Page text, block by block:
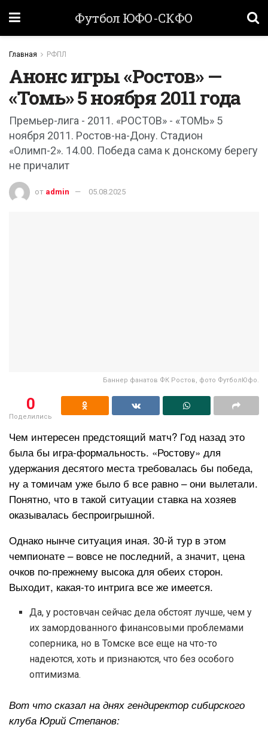
Футбол ЮФО-СКФО
Главная РФПЛ
Анонc игры «Ростов» —
«Томь» 5 ноября 2011 года
Премьер-лига - 2011. «РОСТОВ» - «ТОМЬ» 5
ноября 2011. Ростов-на-Дону. Стадион
«Олимп-2». 14.00. Победа сама к донскому берегу
не причалит
от admin 05.08.2025
Баннер фанатов ФК Ростов, фото ФутболЮфо.
0
Поделились
Чем интересен предстоящий матч? Год назад это
была бы игра-формальность. «Ростову» для
удержания десятого места требовалась бы победа,
ну а томичам уже было б все равно – они вылетали.
Понятно, что в такой ситуации ставка на хозяев
оказывалась беспроигрышной.
Однако нынче ситуация иная. 30-й тур в этом
чемпионате – вовсе не последний, а значит, цена
очков по-прежнему высока для обеих сторон.
Выходит, какая-то интрига все же имеется.
Да, у ростовчан сейчас дела обстоят лучше, чем у
их замордованного финансовыми проблемами
соперника, но в Томске все еще на что-то
надеются, хоть и признаются, что без особого
оптимизма.
Вот что сказал на днях гендиректор сибирского
клуба Юрий Степанов: